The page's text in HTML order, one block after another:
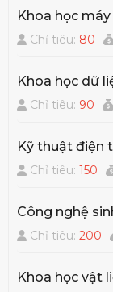
đẳng, các
mang tính
có liên quan
trường, địa
tiến sĩ ở các
Khoa học
Chỉ tiêu: 80
Khoa học dữ
Chỉ tiêu: 90
Kỹ thuật điện
Chỉ tiêu:150
Công nghệ
Chỉ tiêu:200
Khoa học vật